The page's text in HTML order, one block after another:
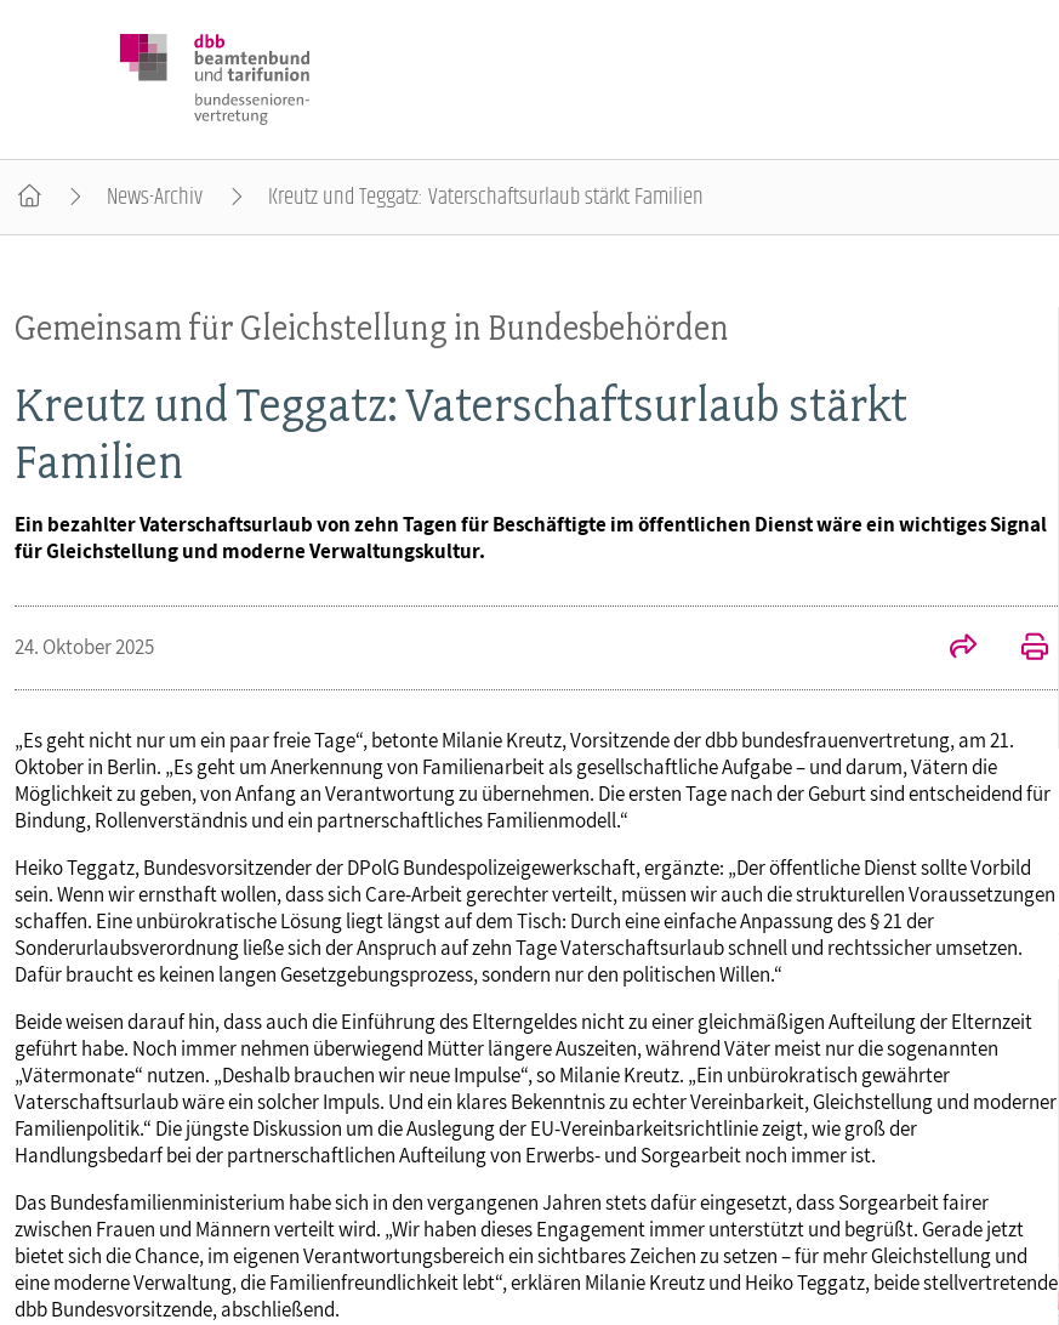
Gremien
Geschäftsführung
Kontakt
POSITIONEN
VERANSTALTUNGEN
Fachtagungen
Bundesseniorenkongress
PUBLIKATIONEN
News-Archiv Kreutz und Teggatz: Vaterschaftsurlaub stärkt Familien
Gemeinsam für Gleichstellung in Bundesbehörden
Kreutz und Teggatz: Vaterschaftsurlaub stärkt
Familien
Ein bezahlter Vaterschaftsurlaub von zehn Tagen für Beschäftigte im öffentlichen Dienst wäre ein wichtiges Signal
für Gleichstellung und moderne Verwaltungskultur.
24. Oktober 2025
„Es geht nicht nur um ein paar freie Tage“, betonte Milanie Kreutz, Vorsitzende der dbb bundesfrauenvertretung, am 21.
Oktober in Berlin. „Es geht um Anerkennung von Familienarbeit als gesellschaftliche Aufgabe – und darum, Vätern die
Möglichkeit zu geben, von Anfang an Verantwortung zu übernehmen. Die ersten Tage nach der Geburt sind entscheidend für
Bindung, Rollenverständnis und ein partnerschaftliches Familienmodell.“
Heiko Teggatz, Bundesvorsitzender der DPolG Bundespolizeigewerkschaft, ergänzte: „Der öffentliche Dienst sollte Vorbild
sein. Wenn wir ernsthaft wollen, dass sich Care-Arbeit gerechter verteilt, müssen wir auch die strukturellen Voraussetzungen
schaffen. Eine unbürokratische Lösung liegt längst auf dem Tisch: Durch eine einfache Anpassung des § 21 der
Sonderurlaubsverordnung ließe sich der Anspruch auf zehn Tage Vaterschaftsurlaub schnell und rechtssicher umsetzen.
Dafür braucht es keinen langen Gesetzgebungsprozess, sondern nur den politischen Willen.“
Beide weisen darauf hin, dass auch die Einführung des Elterngeldes nicht zu einer gleichmäßigen Aufteilung der Elternzeit
geführt habe. Noch immer nehmen überwiegend Mütter längere Auszeiten, während Väter meist nur die sogenannten
„Vätermonate“ nutzen. „Deshalb brauchen wir neue Impulse“, so Milanie Kreutz. „Ein unbürokratisch gewährter
Vaterschaftsurlaub wäre ein solcher Impuls. Und ein klares Bekenntnis zu echter Vereinbarkeit, Gleichstellung und moderner
Familienpolitik.“ Die jüngste Diskussion um die Auslegung der EU-Vereinbarkeitsrichtlinie zeigt, wie groß der
Handlungsbedarf bei der partnerschaftlichen Aufteilung von Erwerbs- und Sorgearbeit noch immer ist.
Das Bundesfamilienministerium habe sich in den vergangenen Jahren stets dafür eingesetzt, dass Sorgearbeit fairer
zwischen Frauen und Männern verteilt wird. „Wir haben dieses Engagement immer unterstützt und begrüßt. Gerade jetzt
bietet sich die Chance, im eigenen Verantwortungsbereich ein sichtbares Zeichen zu setzen – für mehr Gleichstellung und
eine moderne Verwaltung, die Familienfreundlichkeit lebt“, erklären Milanie Kreutz und Heiko Teggatz, beide stellvertretende
dbb Bundesvorsitzende, abschließend.